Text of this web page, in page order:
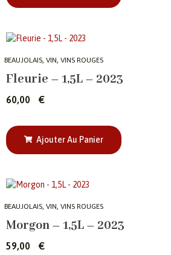
BEAUJOLAIS, VIN, VINS ROUGES
Fleurie – 1,5L – 2023
60,00 €
Ajouter Au Panier
BEAUJOLAIS, VIN, VINS ROUGES
Morgon – 1,5L – 2023
59,00 €